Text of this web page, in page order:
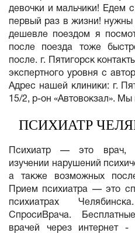
девочки и мальчики! Едем
первый раз в жизни! нужны
дешевле поездом я
после поезда тоже
после. г. Пятигорск
экспертного уровня с
Адрес нашей клиники: г.
15/2, р-он «Автовокзал». Мы
ПСИХИАТР
Психиатр — это врач,
изучении нарушений
а также возможных
Прием психиатра — это
психиатрах
СпросиВрача.
врачей через интернет